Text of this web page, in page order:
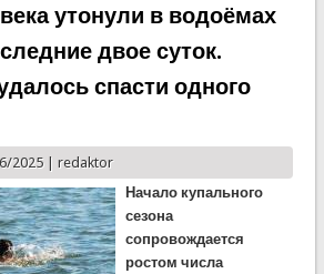
гвардией Вирджинии
утонули в водоёмах
двое суток.
спасти одного
2025 | redaktor
Начало купального
сезона
сопровождается
ростом числа